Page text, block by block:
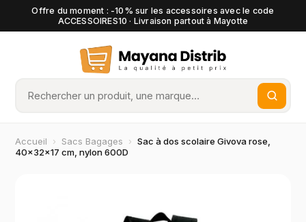
Offre du moment : -10% sur les accessoires avec le code
ACCESSOIRES10 · Livraison partout à Mayotte
Accueil › Sacs Bagages › Sac à dos scolaire Givova rose,
40×32×17 cm, nylon 600D